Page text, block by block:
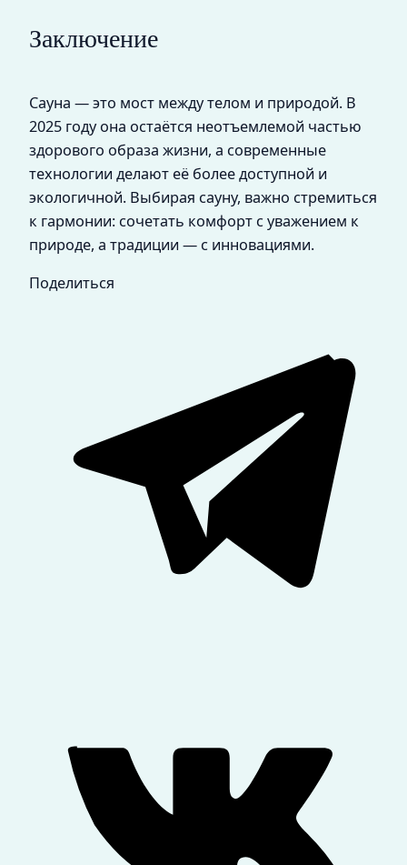
Заключение
Сауна — это мост между телом и природой. В
2025 году она остаётся неотъемлемой частью
здорового образа жизни, а современные
технологии делают её более доступной и
экологичной. Выбирая сауну, важно стремиться
к гармонии: сочетать комфорт с уважением к
природе, а традиции — с инновациями.
Поделиться